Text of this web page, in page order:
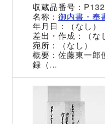
御内書・奉
（なし）
（な
（なし）
佐藤東一郎
録（...